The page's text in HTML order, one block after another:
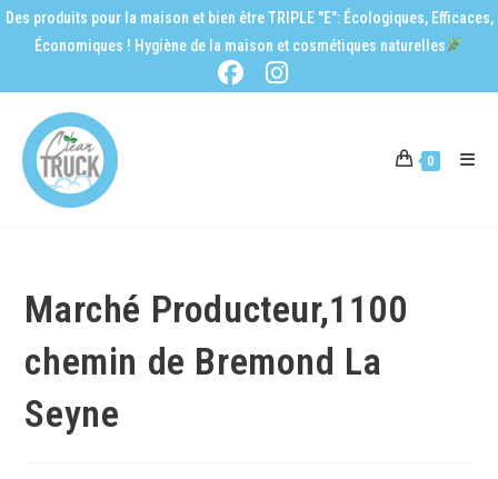
Des produits pour la maison et bien être TRIPLE "E": Écologiques, Efficaces,
Économiques ! Hygiène de la maison et cosmétiques naturelles
0
Marché Producteur,1100
chemin de Bremond La
Seyne